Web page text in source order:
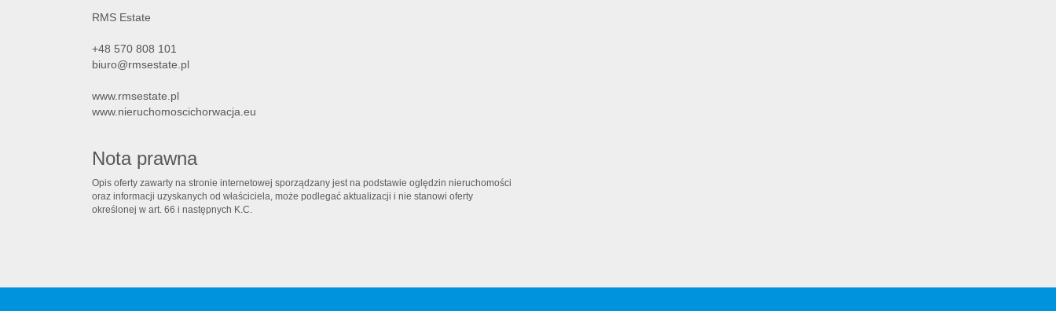
RMS Estate
+48 570 808 101
biuro@rmsestate.pl
www.rmsestate.pl
www.nieruchomoscichorwacja.eu
Nota prawna
Opis oferty zawarty na stronie internetowej sporządzany jest na podstawie oględzin nieruchomości
oraz informacji uzyskanych od właściciela, może podlegać aktualizacji i nie stanowi oferty
określonej w art. 66 i następnych K.C.